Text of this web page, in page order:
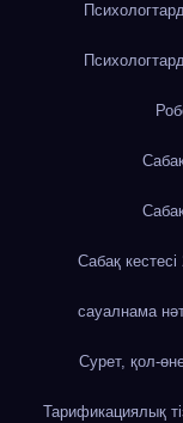
Сабақ
сауалнама
Сурет, қол-
Тарификациялық